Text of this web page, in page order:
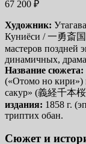
67 200 ₽
Художник:
Куниёси / 一勇斎
мастеров поздней
динамичных,
Название сюжета:
(«Отомо но кири»)
сакур» (義経千本
издания: 1858 г.
триптих обан.
Сюжет и